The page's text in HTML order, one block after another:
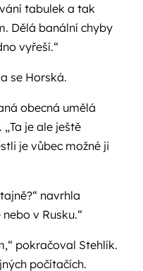
tabulek a tak
Dělá banální chyby
vyřeší.“
se Horská.
obecná umělá
je ale ještě
je vůbec možné ji
navrhla
v Rusku.“
pokračoval Stehlík.
počítačích.